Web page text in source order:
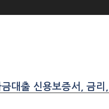
대출 신용보증서, 금리